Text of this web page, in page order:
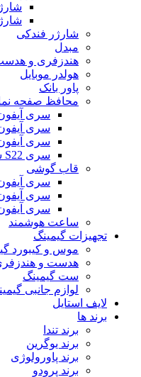
شارژر فندکی
مبدل
هندزفری و
هولدر موبایل
پاور بانک
محافظ صفحه
سری آیفون
سری آیفون
سری آیفون
سری S22 سامسونگ
قاب گوشی
سری آیفون
سری آیفون
سری آیفون
ساعت هوشمند
تجهیزات گیمینگ
موس و کیبورد
هدست و
ست گیمینگ
لوازم جانبی
لایف استایل
برند ها
برند تندا
برند یوگرین
برند پاورولوژی
برند پرودو